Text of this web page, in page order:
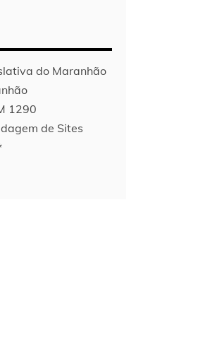
do Maranhão
1290
de Sites